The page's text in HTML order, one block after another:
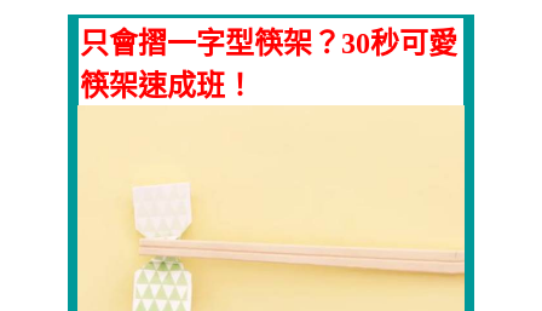
只會摺一字型筷架？30秒可愛
筷架速成班！